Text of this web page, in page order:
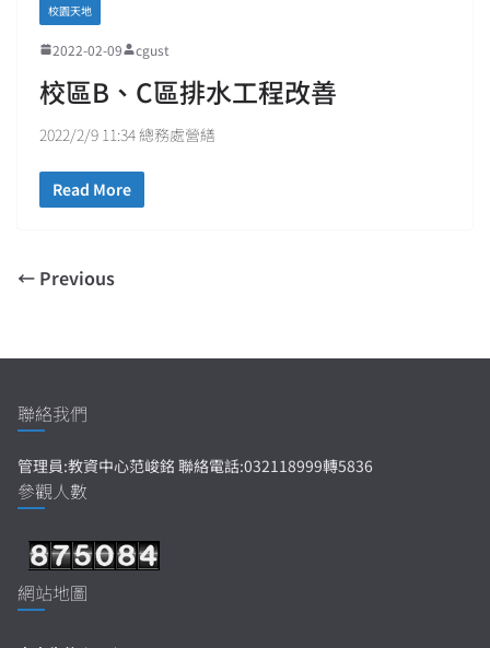
校園天地
2022-02-09 cgust
校區B、C區排水工程改善
2022/2/9 11:34 總務處營繕
Read More
← Previous
聯絡我們
管理員:教資中心范峻銘 聯絡電話:032118999轉5836
參觀人數
網站地圖